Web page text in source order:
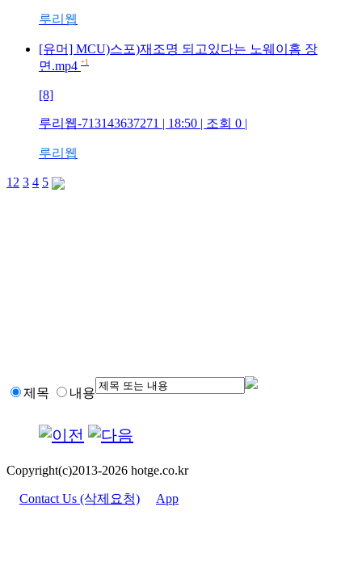
루리웹
[유머] MCU)스포)재조명 되고있다는 노웨이홈 장
면.mp4 +1
[8]
루리웹-713143637271 | 18:50 | 조회 0 |
루리웹
1 2 3 4 5
제목 내용
Copyright(c)2013-2026 hotge.co.kr
Contact Us (삭제요청) App